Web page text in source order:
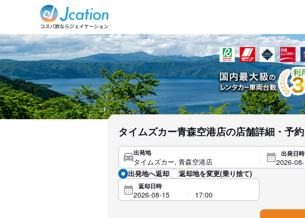
タイムズカー青森空港店の店舗詳細・予約
出発地 出発日時
出発地へ返却 返却地を変更(乗り捨て)
返却日時